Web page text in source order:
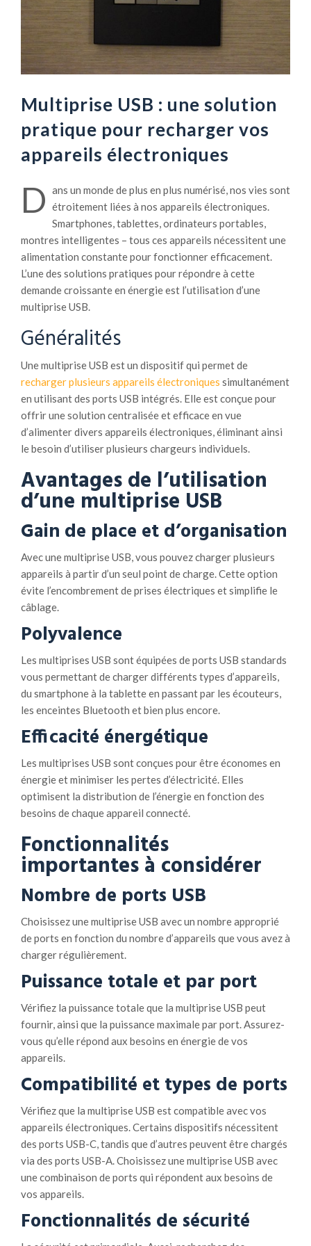
Multiprise USB : une solution
pratique pour recharger vos
appareils électroniques
D ans un monde de plus en plus numérisé, nos vies sont
étroitement liées à nos appareils électroniques.
Smartphones, tablettes, ordinateurs portables,
montres intelligentes – tous ces appareils nécessitent une
alimentation constante pour fonctionner efficacement.
L’une des solutions pratiques pour répondre à cette
demande croissante en énergie est l’utilisation d’une
multiprise USB.
Généralités
Une multiprise USB est un dispositif qui permet de
recharger plusieurs appareils électroniques simultanément
en utilisant des ports USB intégrés. Elle est conçue pour
offrir une solution centralisée et efficace en vue
d’alimenter divers appareils électroniques, éliminant ainsi
le besoin d’utiliser plusieurs chargeurs individuels.
Avantages de l’utilisation
d’une multiprise USB
Gain de place et d’organisation
Avec une multiprise USB, vous pouvez charger plusieurs
appareils à partir d’un seul point de charge. Cette option
évite l’encombrement de prises électriques et simplifie le
câblage.
Polyvalence
Les multiprises USB sont équipées de ports USB standards
vous permettant de charger différents types d’appareils,
du smartphone à la tablette en passant par les écouteurs,
les enceintes Bluetooth et bien plus encore.
Efficacité énergétique
Les multiprises USB sont conçues pour être économes en
énergie et minimiser les pertes d’électricité. Elles
optimisent la distribution de l’énergie en fonction des
besoins de chaque appareil connecté.
Fonctionnalités
importantes à considérer
Nombre de ports USB
Choisissez une multiprise USB avec un nombre approprié
de ports en fonction du nombre d’appareils que vous avez à
charger régulièrement.
Puissance totale et par port
Vérifiez la puissance totale que la multiprise USB peut
fournir, ainsi que la puissance maximale par port. Assurez-
vous qu’elle répond aux besoins en énergie de vos
appareils.
Compatibilité et types de ports
Vérifiez que la multiprise USB est compatible avec vos
appareils électroniques. Certains dispositifs nécessitent
des ports USB-C, tandis que d’autres peuvent être chargés
via des ports USB-A. Choisissez une multiprise USB avec
une combinaison de ports qui répondent aux besoins de
vos appareils.
Fonctionnalités de sécurité